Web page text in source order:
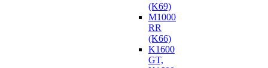
(K69)
M1000
RR
(K66)
K1600
GT,